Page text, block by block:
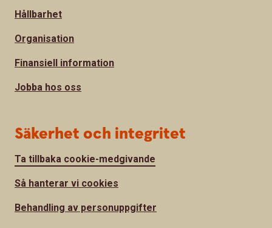
Hållbarhet
Organisation
Finansiell information
Jobba hos oss
Säkerhet och integritet
Ta tillbaka cookie-medgivande
Så hanterar vi cookies
Behandling av personuppgifter